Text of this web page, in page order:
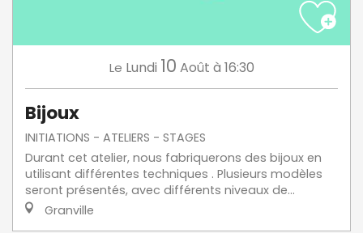
Le Lundi 10 Août à 16:30
Bijoux
INITIATIONS - ATELIERS - STAGES
Durant cet atelier, nous fabriquerons des bijoux en
utilisant différentes techniques . Plusieurs modèles
seront présentés, avec différents niveaux de...
Granville